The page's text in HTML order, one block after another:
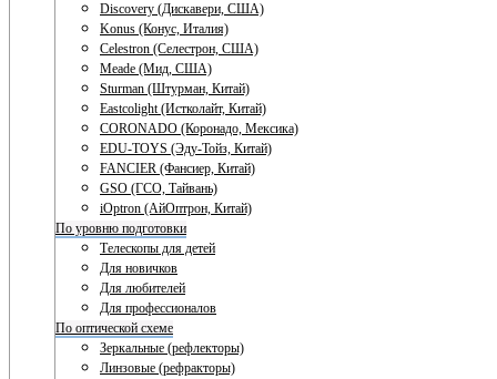
Discovery (Дискавери, США)
Konus (Конус, Италия)
Celestron (Селестрон, США)
Meade (Мид, США)
Sturman (Штурман, Китай)
Eastcolight (Истколайт, Китай)
CORONADO (Коронадо, Мексика)
EDU-TOYS (Эду-Тойз, Китай)
FANCIER (Фансиер, Китай)
GSO (ГСО, Тайвань)
iOptron (АйОптрон, Китай)
По уровню подготовки
Телескопы для детей
Для новичков
Для любителей
Для профессионалов
По оптической схеме
Зеркальные (рефлекторы)
Линзовые (рефракторы)